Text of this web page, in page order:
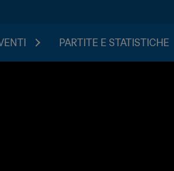
PARTITE E STATISTICHE